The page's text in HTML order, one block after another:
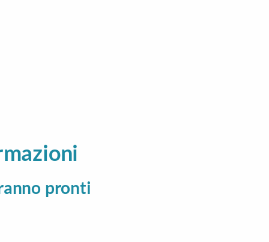
pronti